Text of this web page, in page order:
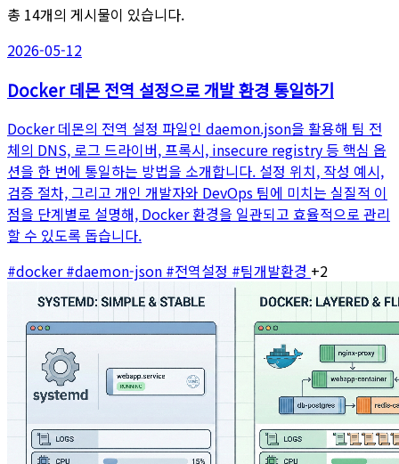
총 14개의 게시물이 있습니다.
2026-05-12
Docker 데몬 전역 설정으로 개발 환경 통일하기
Docker 데몬의 전역 설정 파일인 daemon.json을 활용해 팀 전
체의 DNS, 로그 드라이버, 프록시, insecure registry 등 핵심 옵
션을 한 번에 통일하는 방법을 소개합니다. 설정 위치, 작성 예시,
검증 절차, 그리고 개인 개발자와 DevOps 팀에 미치는 실질적 이
점을 단계별로 설명해, Docker 환경을 일관되고 효율적으로 관리
할 수 있도록 돕습니다.
#docker#daemon-json #전역설정 #팀개발환경 +2